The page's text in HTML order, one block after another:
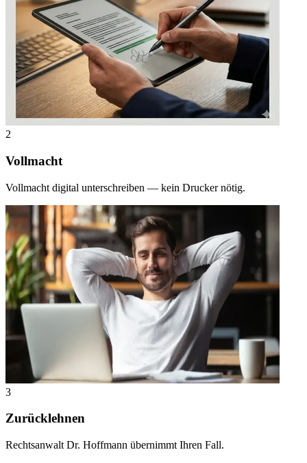
2
Vollmacht
Vollmacht digital unterschreiben — kein Drucker nötig.
3
Zurücklehnen
Rechtsanwalt Dr. Hoffmann übernimmt Ihren Fall.